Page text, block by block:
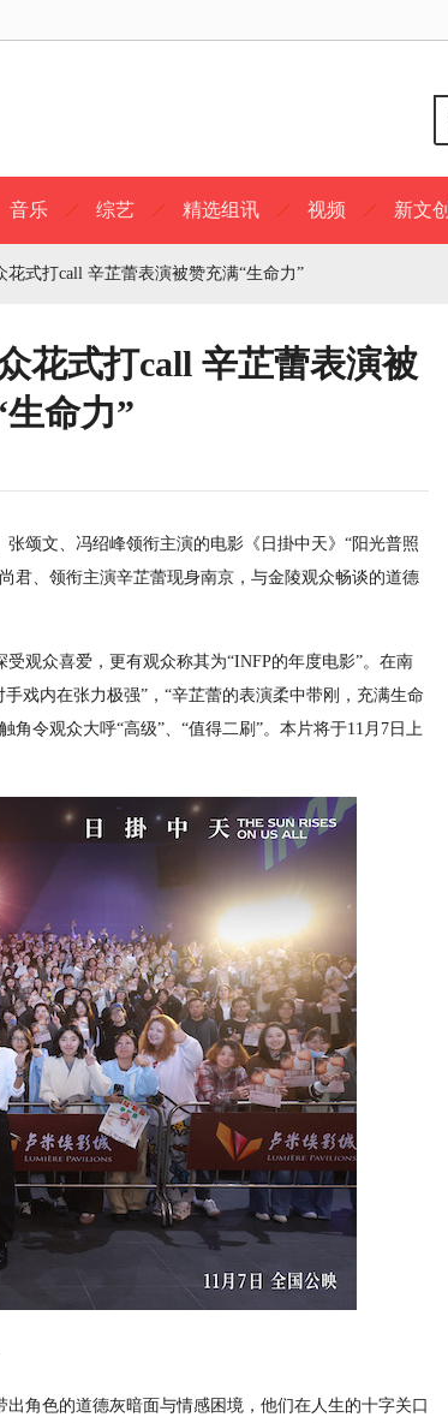
音乐 综艺 精选组讯 视频 新文创
花式打call 辛芷蕾表演被赞充满“生命力”
花式打call 辛芷蕾表演被
命力”
颂文、冯绍峰领衔主演的电影《日掛中天》“阳光普照
君、领衔主演辛芷蕾现身南京，与金陵观众畅谈的道德
观众喜爱，更有观众称其为“INFP的年度电影”。在南
戏内在张力极强”，“辛芷蕾的表演柔中带刚，充满生命
令观众大呼“高级”、“值得二刷”。本片将于11月7日上
角色的道德灰暗面与情感困境，他们在人生的十字关口